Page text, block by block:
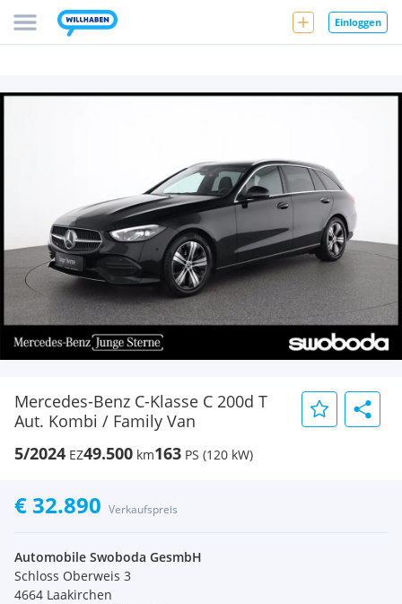
Einloggen
Mercedes-Benz C-Klasse C 200d T
Aut. Kombi / Family Van
5/2024 EZ49.500 km163 PS (120 kW)
€ 32.890 Verkaufspreis
Automobile Swoboda GesmbH
Schloss Oberweis 3
4664 Laakirchen